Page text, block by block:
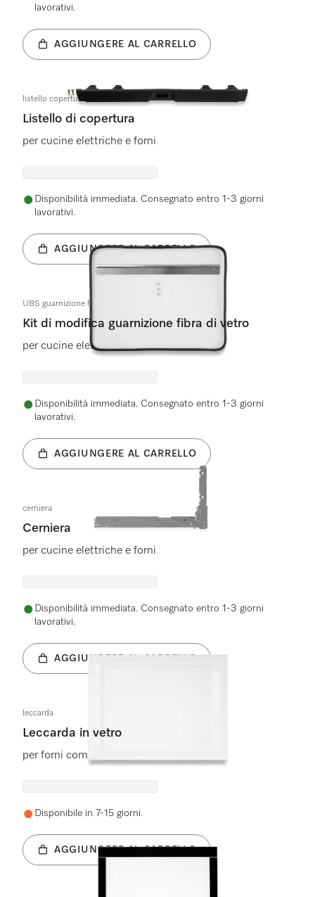
lavorativi.
AGGIUNGERE AL CARRELLO
listello copertura PY KD
Listello di copertura
per cucine elettriche e forni
Disponibilità immediata. Consegnato entro 1-3 giorni
lavorativi.
AGGIUNGERE AL CARRELLO
UBS guarnizione fibra di vetro
Kit di modifica guarnizione fibra di vetro
per cucine elettriche e forni
Disponibilità immediata. Consegnato entro 1-3 giorni
lavorativi.
AGGIUNGERE AL CARRELLO
cerniera
Cerniera
per cucine elettriche e forni
Disponibilità immediata. Consegnato entro 1-3 giorni
lavorativi.
AGGIUNGERE AL CARRELLO
leccarda
Leccarda in vetro
per forni combinati con le microonde
Disponibile in 7-15 giorni.
AGGIUNGERE AL CARRELLO